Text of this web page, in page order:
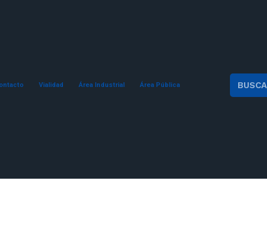
Vialidad Área Industrial Área Pública